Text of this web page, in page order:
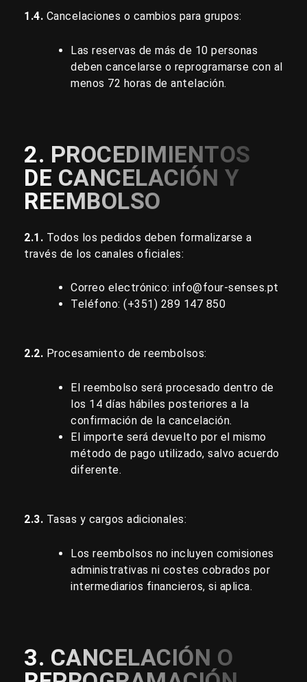
1.4. Cancelaciones o cambios para grupos:
Las reservas de más de 10 personas
deben cancelarse o reprogramarse con al
menos 72 horas de antelación.
2. PROCEDIMIENTOS
DE CANCELACIÓN Y
REEMBOLSO
2.1. Todos los pedidos deben formalizarse a
través de los canales oficiales:
Correo electrónico: info@four-senses.pt
Teléfono: (+351) 289 147 850
2.2. Procesamiento de reembolsos:
El reembolso será procesado dentro de
los 14 días hábiles posteriores a la
confirmación de la cancelación.
El importe será devuelto por el mismo
método de pago utilizado, salvo acuerdo
diferente.
2.3. Tasas y cargos adicionales:
Los reembolsos no incluyen comisiones
administrativas ni costes cobrados por
intermediarios financieros, si aplica.
3. CANCELACIÓN O